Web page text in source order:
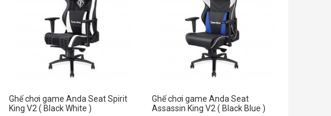
Ghế chơi game Anda Seat Spirit
King V2 ( Black White )
Ghế chơi game Anda Seat
Assassin King V2 ( Black Blue )